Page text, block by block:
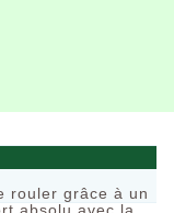
rouler grâce à un
absolu avec la